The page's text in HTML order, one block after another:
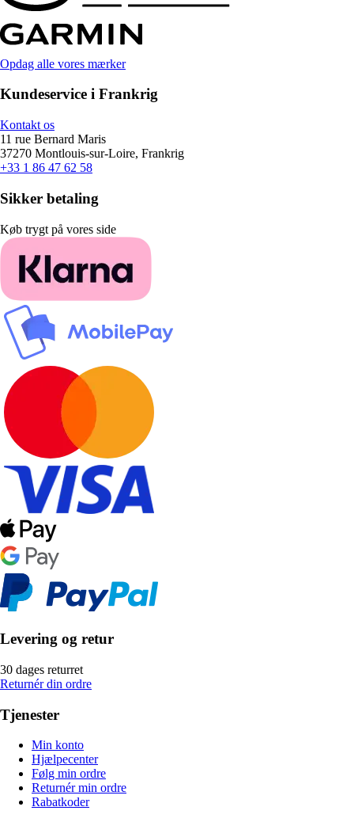
Opdag alle vores mærker
Kundeservice i Frankrig
Kontakt os
11 rue Bernard Maris
37270 Montlouis-sur-Loire, Frankrig
+33 1 86 47 62 58
Sikker betaling
Køb trygt på vores side
Levering og retur
30 dages returret
Returnér din ordre
Tjenester
Min konto
Hjælpecenter
Følg min ordre
Returnér min ordre
Rabatkoder